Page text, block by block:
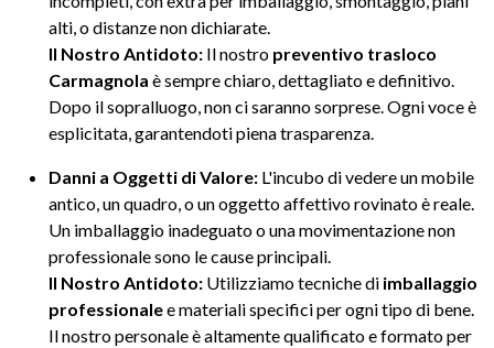
alti, o distanze non dichiarate.
Il Nostro Antidoto: Il nostro preventivo trasloco
Carmagnola è sempre chiaro, dettagliato e definitivo.
Dopo il sopralluogo, non ci saranno sorprese. Ogni voce è
esplicitata, garantendoti piena trasparenza.
Danni a Oggetti di Valore: L'incubo di vedere un mobile
antico, un quadro, o un oggetto affettivo rovinato è reale.
Un imballaggio inadeguato o una movimentazione non
professionale sono le cause principali.
Il Nostro Antidoto: Utilizziamo tecniche di imballaggio
professionalee materiali specifici per ogni tipo di bene.
Il nostro personale è altamente qualificato e formato per